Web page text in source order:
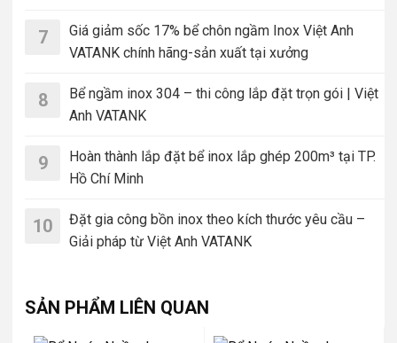
7
Giá giảm sốc 17% bể chôn ngầm Inox Việt Anh
VATANK chính hãng-sản xuất tại xưởng
8
Bể ngầm inox 304 – thi công lắp đặt trọn gói | Việt
Anh VATANK
9
Hoàn thành lắp đặt bể inox lắp ghép 200m³ tại TP.
Hồ Chí Minh
10
Đặt gia công bồn inox theo kích thước yêu cầu –
Giải pháp từ Việt Anh VATANK
SẢN PHẨM LIÊN QUAN